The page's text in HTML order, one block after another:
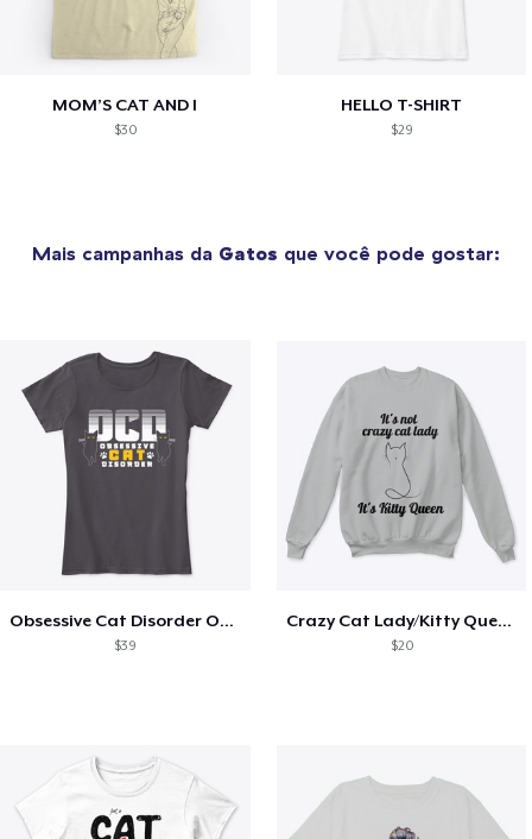
MOM’S CAT AND I
$30
HELLO T-SHIRT
$29
Mais campanhas da Gatos que você pode gostar:
Obsessive Cat Disorder OCD Kittens Lover
$39
Crazy Cat Lady/Kitty Queen
$20